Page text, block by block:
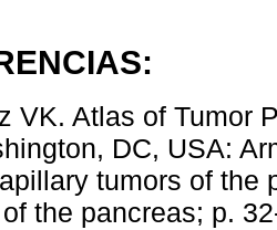
VK. Atlas of Tumor
DC, USA:
tumors of the
the pancreas; p.